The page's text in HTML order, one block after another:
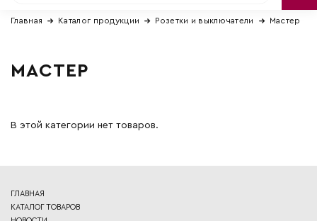
Главная Каталог продукции Розетки и выключатели Мастер
МАСТЕР
В этой категории нет товаров.
ГЛАВНАЯ
КАТАЛОГ ТОВАРОВ